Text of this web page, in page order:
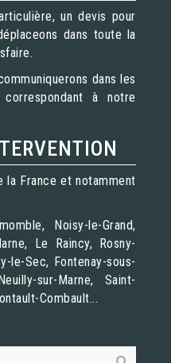
un devis pour
dans toute la
dans les
à notre
la France et notamment
Noisy-le-Grand,
Le Raincy, Rosny-
le-Sec, Fontenay-sous-
sur-Marne, Saint-
Combault...